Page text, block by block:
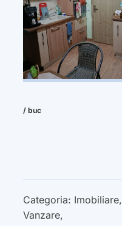
/ buc
Categoria: Imobiliare,
Vanzare,